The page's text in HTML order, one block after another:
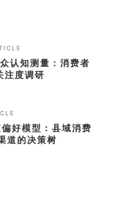
认知测量：消费者
注度调研
好模型：县域消费
道的决策树